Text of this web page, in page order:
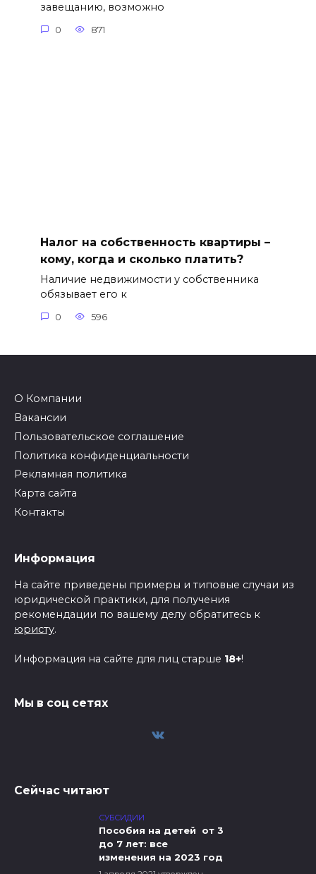
завещанию, возможно
0 871
Налог на собственность квартиры –
кому, когда и сколько платить?
Наличие недвижимости у собственника
обязывает его к
0 596
О Компании
Вакансии
Пользовательское соглашение
Политика конфиденциальности
Рекламная политика
Карта сайта
Контакты
Информация
На сайте приведены примеры и типовые случаи из
юридической практики, для получения
рекомендации по вашему делу обратитесь к
юристу.
Информация на сайте для лиц старше 18+!
Мы в соц сетях
Сейчас читают
СУБСИДИИ
Пособия на детей от 3
до 7 лет: все
изменения на 2023 год